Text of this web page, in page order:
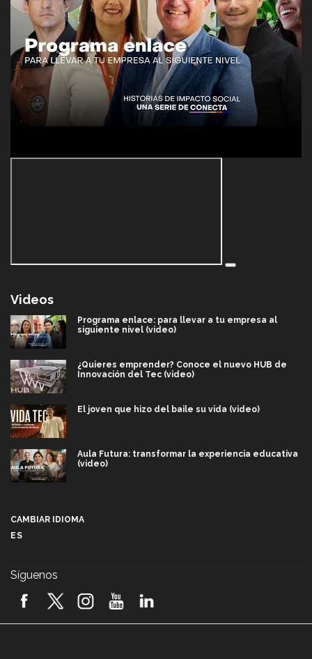
Videos
Programa enlace: para llevar a tu empresa al
siguiente nivel (video)
¿Quieres emprender? Conoce el nuevo HUB de
Innovación del Tec (video)
El joven que hizo del baile su vida (video)
Aula Futura: transformar la experiencia educativa
(video)
2026! (video)
CAMBIAR IDIOMA
ES
Síguenos